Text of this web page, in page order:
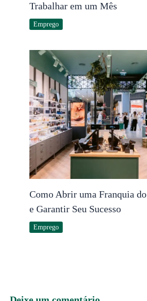
Trabalhar em um Mês
Emprego
Como Abrir uma Franquia
e Garantir Seu Sucesso
Emprego